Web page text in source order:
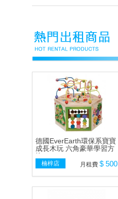
德國EverEarth環保系寶寶
成長木玩 六角豪華學習方
塊
楠梓店 月租費 $ 500